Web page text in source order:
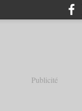
Publicité